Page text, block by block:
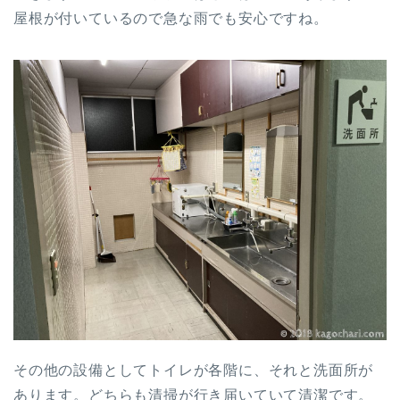
屋根が付いているので急な雨でも安心ですね。
その他の設備としてトイレが各階に、それと洗面所が
あります。どちらも清掃が行き届いていて清潔です。